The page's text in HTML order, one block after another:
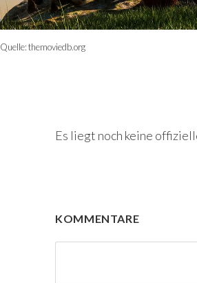
Quelle:themoviedb.org
Es liegt noch keine
KOMMENTARE